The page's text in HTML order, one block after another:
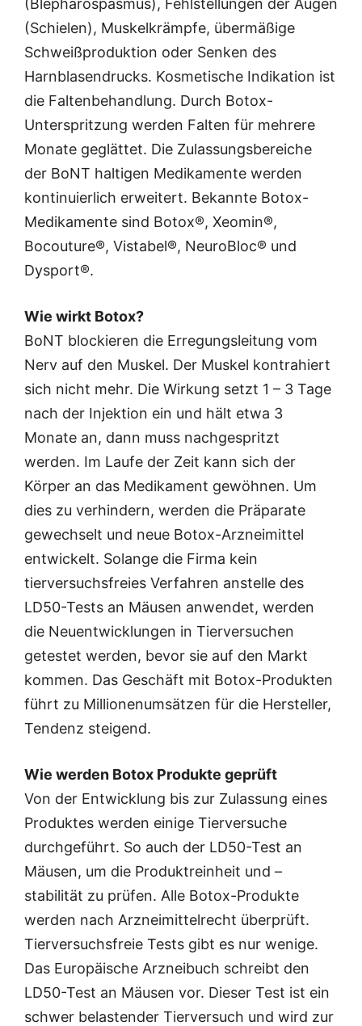
(Blepharospasmus), Fehlstellungen der Augen
(Schielen), Muskelkrämpfe, übermäßige
Schweißproduktion oder Senken des
Harnblasendrucks. Kosmetische Indikation ist
die Faltenbehandlung. Durch Botox-
Unterspritzung werden Falten für mehrere
Monate geglättet. Die Zulassungsbereiche
der BoNT haltigen Medikamente werden
kontinuierlich erweitert. Bekannte Botox-
Medikamente sind Botox®, Xeomin®,
Bocouture®, Vistabel®, NeuroBloc® und
Dysport®.
Wie wirkt Botox?
BoNT blockieren die Erregungsleitung vom
Nerv auf den Muskel. Der Muskel kontrahiert
sich nicht mehr. Die Wirkung setzt 1 – 3 Tage
nach der Injektion ein und hält etwa 3
Monate an, dann muss nachgespritzt
werden. Im Laufe der Zeit kann sich der
Körper an das Medikament gewöhnen. Um
dies zu verhindern, werden die Präparate
gewechselt und neue Botox-Arzneimittel
entwickelt. Solange die Firma kein
tierversuchsfreies Verfahren anstelle des
LD50-Tests an Mäusen anwendet, werden
die Neuentwicklungen in Tierversuchen
getestet werden, bevor sie auf den Markt
kommen. Das Geschäft mit Botox-Produkten
führt zu Millionenumsätzen für die Hersteller,
Tendenz steigend.
Wie werden Botox Produkte geprüft
Von der Entwicklung bis zur Zulassung eines
Produktes werden einige Tierversuche
durchgeführt. So auch der LD50-Test an
Mäusen, um die Produktreinheit und –
stabilität zu prüfen. Alle Botox-Produkte
werden nach Arzneimittelrecht überprüft.
Tierversuchsfreie Tests gibt es nur wenige.
Das Europäische Arzneibuch schreibt den
LD50-Test an Mäusen vor. Dieser Test ist ein
schwer belastender Tierversuch und wird zur